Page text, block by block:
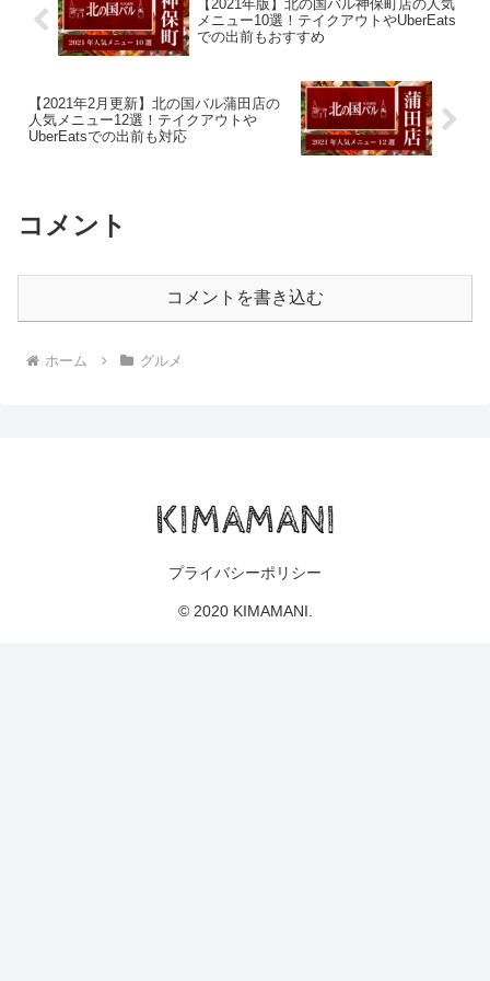
【2021年版】北の国バル神保町店の人気
メニュー10選！テイクアウトやUberEats
での出前もおすすめ
【2021年2月更新】北の国バル蒲田店の
人気メニュー12選！テイクアウトや
UberEatsでの出前も対応
コメント
コメントを書き込む
ホーム グルメ
プライバシーポリシー
© 2020 KIMAMANI.